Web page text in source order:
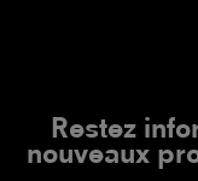
Restez
nouveaux